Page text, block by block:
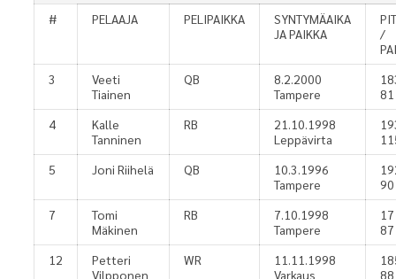
# PELAAJA PELIPAIKKA
SYNTYMÄAIKA
JA PAIKKA
/
3
Veeti
Tiainen
QB
8.2.2000
Tampere
81
4
Kalle
Tanninen
RB
21.10.1998
Leppävirta
5
Joni Riihelä QB
10.3.1996
Tampere
90
7
Tomi
Mäkinen
RB
7.10.1998
Tampere
87
12
Petteri
Vilpponen
WR
11.11.1998
Varkaus
88